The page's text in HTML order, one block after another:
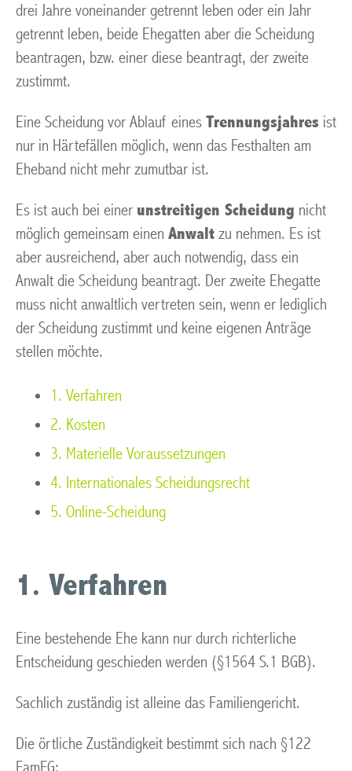
drei Jahre voneinander getrennt leben oder ein Jahr
getrennt leben, beide Ehegatten aber die Scheidung
beantragen, bzw. einer diese beantragt, der zweite
zustimmt.
Eine Scheidung vor Ablauf eines Trennungsjahres ist
nur in Härtefällen möglich, wenn das Festhalten am
Eheband nicht mehr zumutbar ist.
Es ist auch bei einer unstreitigen Scheidung nicht
möglich gemeinsam einen Anwalt zu nehmen. Es ist
aber ausreichend, aber auch notwendig, dass ein
Anwalt die Scheidung beantragt. Der zweite Ehegatte
muss nicht anwaltlich vertreten sein, wenn er lediglich
der Scheidung zustimmt und keine eigenen Anträge
stellen möchte.
1. Verfahren
2. Kosten
3. Materielle Voraussetzungen
4. Internationales Scheidungsrecht
5. Online-Scheidung
1. Verfahren
Eine bestehende Ehe kann nur durch richterliche
Entscheidung geschieden werden (§1564 S.1 BGB).
Sachlich zuständig ist alleine das Familiengericht.
Die örtliche Zuständigkeit bestimmt sich nach §122